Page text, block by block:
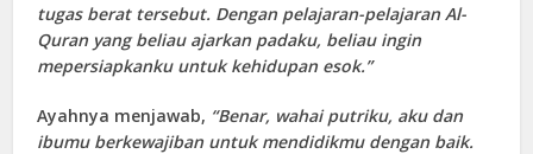
tugas berat tersebut. Dengan pelajaran-pelajaran Al-
Quran yang beliau ajarkan padaku, beliau ingin
mepersiapkanku untuk kehidupan esok.”
Ayahnya menjawab, “Benar, wahai putriku, aku dan
ibumu berkewajiban untuk mendidikmu dengan baik.